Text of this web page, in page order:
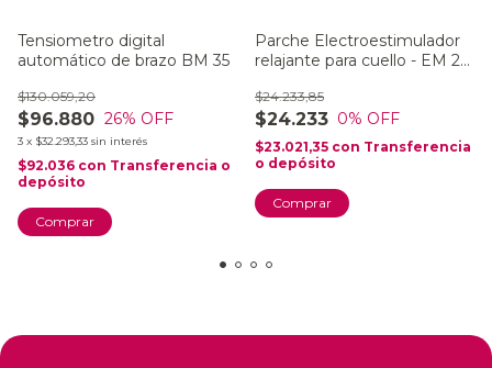
Tensiometro digital
automático de brazo BM 35
$96.880
$130.059,20
26% OFF
3 x $32.293,33 sin interés
$92.036 con Transferencia o
depósito
Parche Electroestimulador
relajante para cuello - EM 20
$24.233
$24.233,85
0% OFF
$23.021,35 con Transferencia
o depósito